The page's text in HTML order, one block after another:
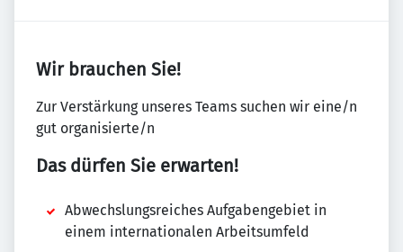
Wir brauchen Sie!
Zur Verstärkung unseres Teams suchen wir eine/n
gut organisierte/n
Das dürfen Sie erwarten!
Abwechslungsreiches Aufgabengebiet in
einem internationalen Arbeitsumfeld